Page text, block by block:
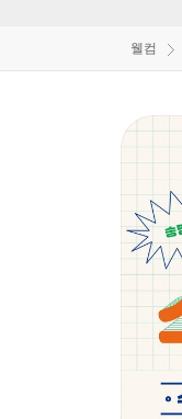
웰컴